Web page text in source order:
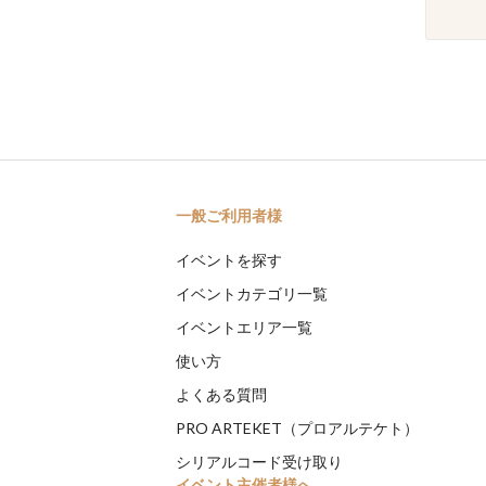
一般ご利用者様
イベントを探す
イベントカテゴリ一覧
イベントエリア一覧
使い方
よくある質問
PRO ARTEKET（プロアルテケト）
シリアルコード受け取り